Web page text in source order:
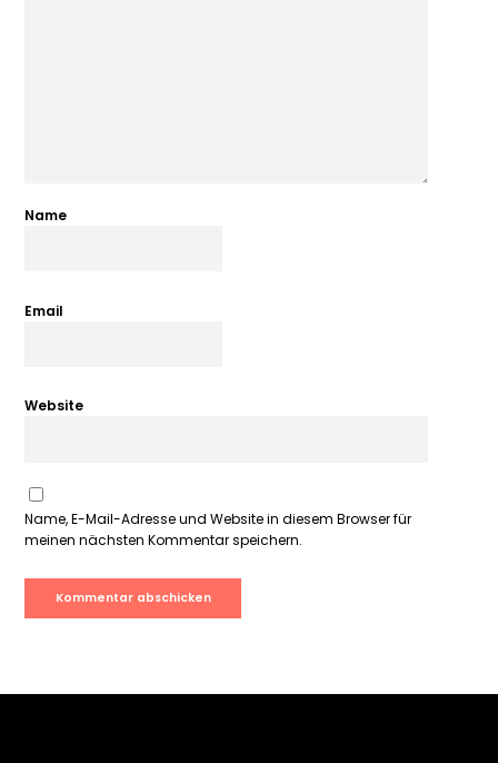
Name
Email
Website
Name, E-Mail-Adresse und Website in diesem Browser für
meinen nächsten Kommentar speichern.